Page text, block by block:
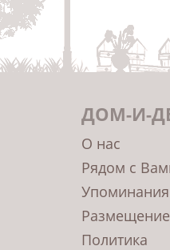
ДОМ-И-
О нас
Рядом с
Политика